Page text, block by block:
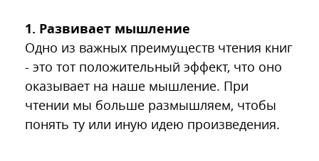
1. Развивает мышление
Одно из важных преимуществ чтения книг
- это тот положительный эффект, что оно
оказывает на наше мышление. При
чтении мы больше размышляем, чтобы
понять ту или иную идею произведения.